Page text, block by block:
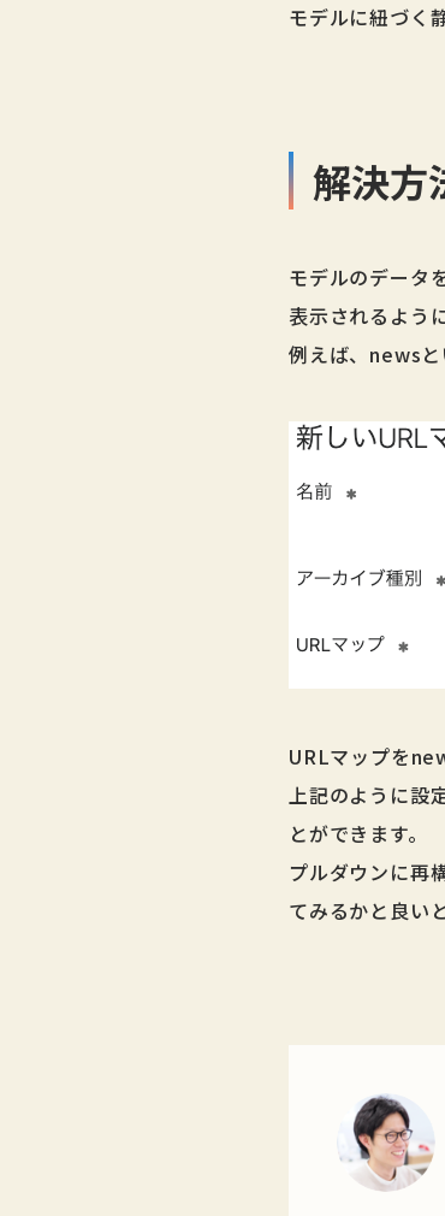
モデルに紐づく
解決方
モデルのデータ
表示されるよう
例えば、newsと
URLマップを
上記のように設
とができます。
プルダウンに再
てみるかと良い